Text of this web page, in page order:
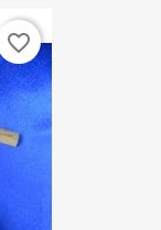
favorite_border